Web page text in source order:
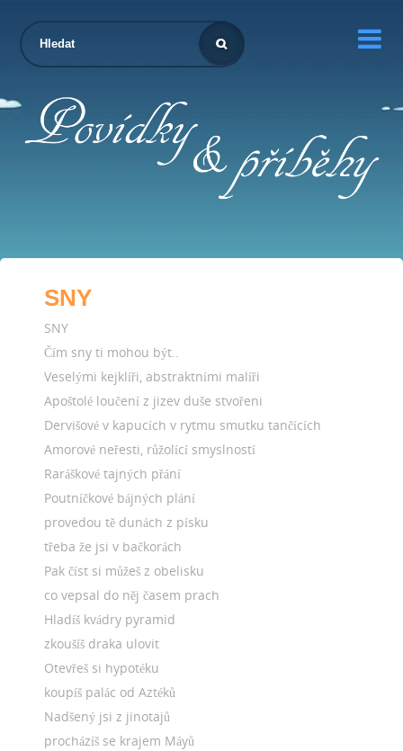

SNY
SNY
Čím sny ti mohou být..
Veselými kejklíři, abstraktními malíři
Apoštolé loučení z jizev duše stvořeni
Dervišové v kapucích v rytmu smutku tančících
Amorové neřesti, růžolící smyslností
Raráškové tajných přání
Poutníčkové bájných plání
provedou tě dunách z písku
třeba že jsi v bačkorách
Pak číst si můžeš z obelisku
co vepsal do něj časem prach
Hladíš kvádry pyramid
zkoušíš draka ulovit
Otevřeš si hypotéku
koupíš palác od Aztéků
Nadšený jsi z jinotajů
procházíš se krajem Máyů